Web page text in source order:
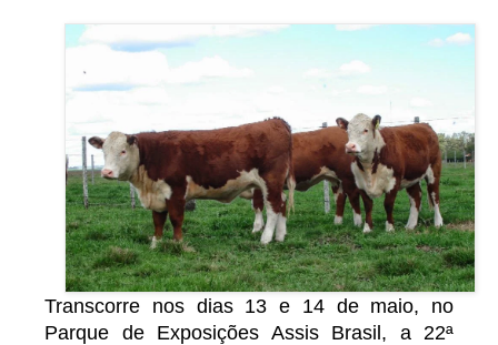
Transcorre nos dias 13 e 14 de maio, no
Parque de Exposições Assis Brasil, a 22ª